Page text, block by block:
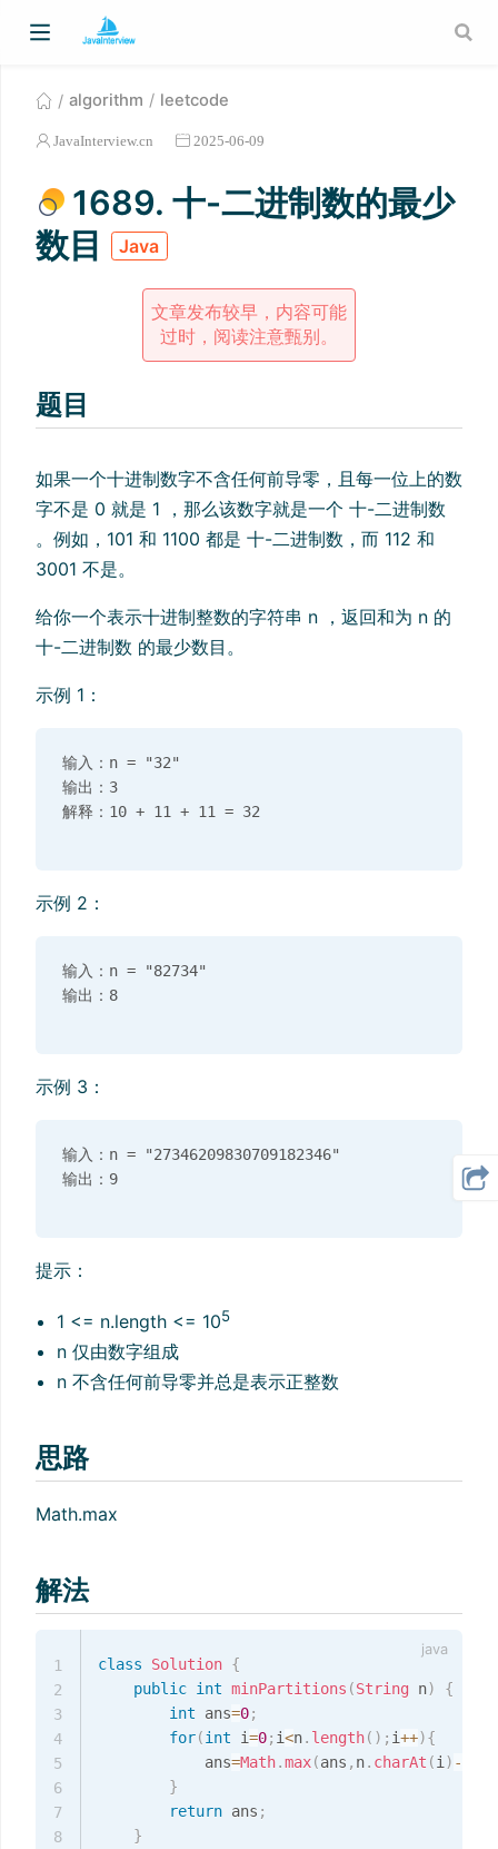
algorithm leetcode
JavaInterview.cn 2025-06-09
1689. 十-二进制数的最少
数目
Java
文章发布较早，内容可能
过时，阅读注意甄别。
题目
如果一个十进制数字不含任何前导零，且每一位上的数
字不是 0 就是 1 ，那么该数字就是一个 十-二进制数
。例如，101 和 1100 都是 十-二进制数，而 112 和
3001 不是。
给你一个表示十进制整数的字符串 n ，返回和为 n 的
十-二进制数 的最少数目。
示例 1：
输入：n = "32"
输出：3
示例 2：
输入：n = "82734"
示例 3：
输入：n = "27346209830709182346"
提示：
1 <= n.length <= 105
n 仅由数字组成
n 不含任何前导零并总是表示正整数
思路
Math.max
解法
class Solution {
public int minPartitions (String n)
{
int ans=0;
for(int i=0; i<n. length( ) ; i++){
            ans
=Math.max(ans , n. charAt (i ) -
}
return ans ;
}
1
2
3
4
5
6
7
8